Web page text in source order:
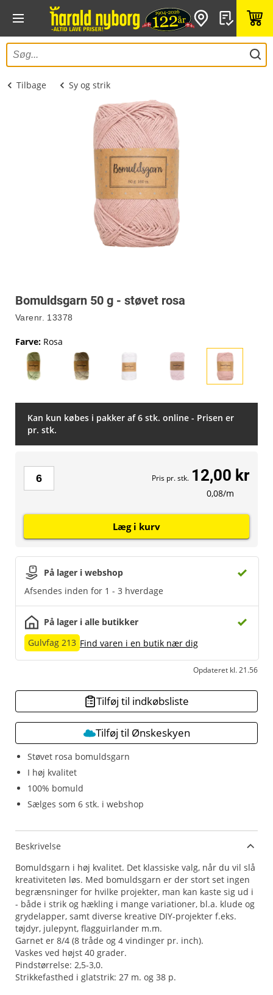
Tilbage Sy og strik
Bomuldsgarn 50 g - støvet rosa
Varenr. 13378
Støvet rosa bomuldsgarn
I høj kvalitet
100% bomuld
Sælges som 6 stk. i webshop
Farve: Rosa
På lager i webshop
Afsendes inden for 1 - 3 hverdage
På lager i alle butikker
Gulvfag 213 Find varen i en butik nær dig
Opdateret kl. 21.56
Kan kun købes i pakker af 6 stk. online - Prisen er
pr. stk.
Pris pr. stk. 12,00 kr
0,08/m
Læg i kurv
Tilføj til indkøbsliste
Tilføj til Ønskeskyen
Beskrivelse
Bomuldsgarn i høj kvalitet. Det klassiske valg, når du vil slå
kreativiteten løs. Med bomuldsgarn er der stort set ingen
begrænsninger for hvilke projekter, man kan kaste sig ud i
- både i strik og hækling i mange variationer, bl.a. klude og
grydelapper, samt diverse kreative DIY-projekter f.eks.
tøjdyr, julepynt, flagguirlander m.m.
Garnet er 8/4 (8 tråde og 4 vindinger pr. inch).
Vaskes ved højst 40 grader.
Pindstørrelse: 2,5-3,0.
Strikkefasthed i glatstrik: 27 m. og 38 p.